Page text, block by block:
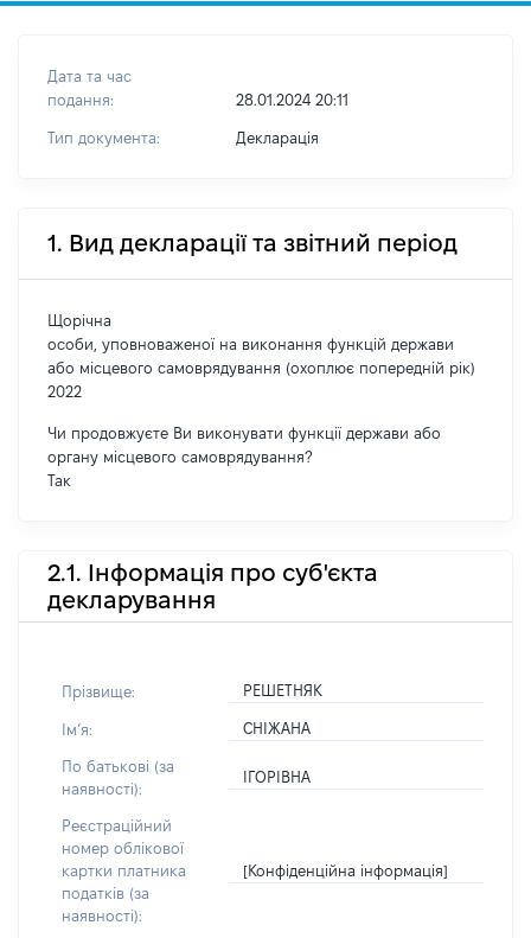
Дата та час
подання:
28.01.2024 20:11
Тип документа: Декларація
1. Вид декларації та звітний період
Щорічна
особи, уповноваженої на виконання функцій держави
або місцевого самоврядування (охоплює попередній рік)
2022
Чи продовжуєте Ви виконувати функції держави або
органу місцевого самоврядування?
Так
2.1. Інформація про суб'єкта
декларування
Прізвище: РЕШЕТНЯК
Імʼя: СНІЖАНА
По батькові (за
наявності):
ІГОРІВНА
Реєстраційний
номер облікової
картки платника
податків (за
наявності):
[Конфіденційна інформація]